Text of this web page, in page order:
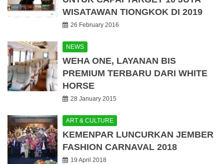
WISATAWAN TIONGKOK DI 2019
26 February 2016
NEWS
WEHA ONE, LAYANAN BIS
PREMIUM TERBARU DARI WHITE
HORSE
28 January 2015
ART & CULTURE
KEMENPAR LUNCURKAN JEMBER
FASHION CARNAVAL 2018
19 April 2018